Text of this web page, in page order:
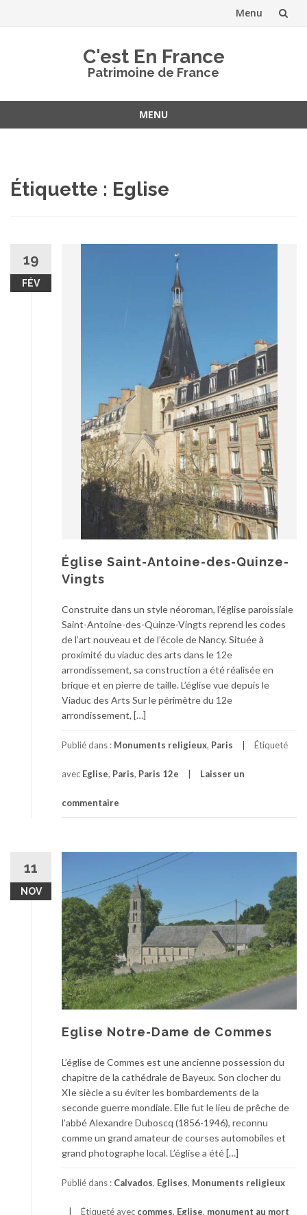
Menu
C'est En France
Patrimoine de France
MENU
Étiquette : Eglise
19
FÉV
Église Saint-Antoine-des-Quinze-
Vingts
Construite dans un style néoroman, l’église paroissiale
Saint-Antoine-des-Quinze-Vingts reprend les codes
de l’art nouveau et de l’école de Nancy. Située à
proximité du viaduc des arts dans le 12e
arrondissement, sa construction a été réalisée en
brique et en pierre de taille. L’église vue depuis le
Viaduc des Arts Sur le périmètre du 12e
arrondissement, […]
Publié dans : Monuments religieux, Paris Étiqueté
avec Eglise, Paris, Paris 12e Laisser un
commentaire
11
NOV
Eglise Notre-Dame de Commes
L’église de Commes est une ancienne possession du
chapitre de la cathédrale de Bayeux. Son clocher du
XIe siècle a su éviter les bombardements de la
seconde guerre mondiale. Elle fut le lieu de prêche de
l’abbé Alexandre Duboscq (1856-1946), reconnu
comme un grand amateur de courses automobiles et
grand photographe local. L’église a été […]
Publié dans : Calvados, Eglises, Monuments religieux
Étiqueté avec commes, Eglise, monument au mort